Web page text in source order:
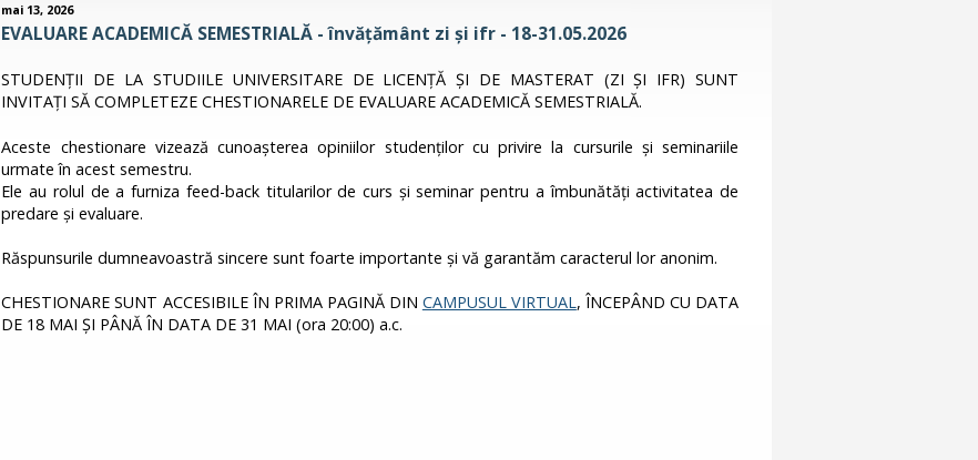
mai 13, 2026
EVALUARE ACADEMICĂ SEMESTRIALĂ - învățământ zi și ifr - 18-31.05.2026
STUDENȚII DE LA STUDIILE UNIVERSITARE DE LICENȚĂ ȘI DE MASTERAT (ZI ȘI IFR) SUNT
INVITAȚI SĂ COMPLETEZE CHESTIONARELE DE EVALUARE ACADEMICĂ SEMESTRIALĂ.
Aceste chestionare vizează cunoașterea opiniilor studenților cu privire la cursurile și seminariile
urmate în acest semestru.
Ele au rolul de a furniza feed-back titularilor de curs și seminar pentru a îmbunătăți activitatea de
predare și evaluare.
Răspunsurile dumneavoastră sincere sunt foarte importante și vă garantăm caracterul lor anonim.
CHESTIONARE SUNT ACCESIBILE ÎN PRIMA PAGINĂ DIN CAMPUSUL VIRTUAL, ÎNCEPÂND CU DATA
DE 18 MAI ȘI PÂNĂ ÎN DATA DE 31 MAI (ora 20:00) a.c.